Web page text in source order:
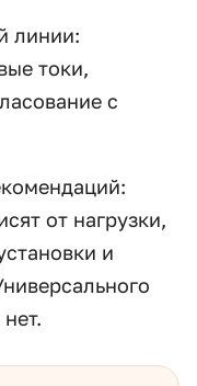
линии:
токи,
с
от нагрузки,
и